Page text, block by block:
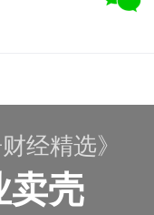
财经精选》
卖壳